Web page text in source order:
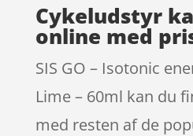
Cykeludstyr
online med
SIS GO – Isotonic
Lime – 60ml kan du
med resten af de